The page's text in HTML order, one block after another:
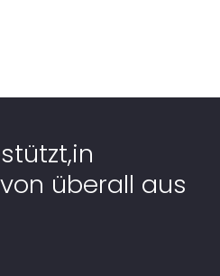
überall aus